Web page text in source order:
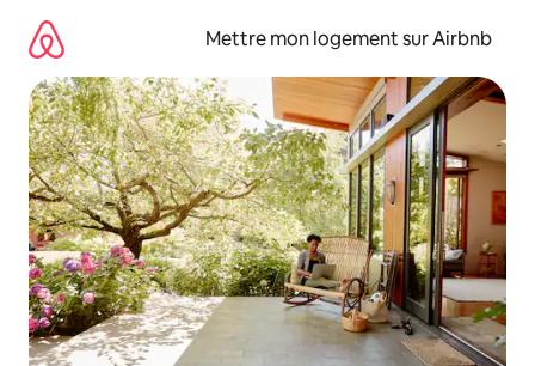
directement
contenu
Mettre mon logement sur Airbnb